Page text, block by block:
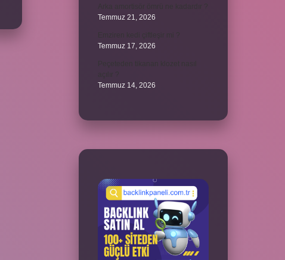
Temmuz 21, 2026
Temmuz 17, 2026
Temmuz 14, 2026